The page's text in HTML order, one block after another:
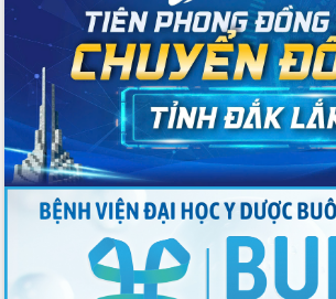
Bầu cử Quốc hội và HĐND: Cử tri Đắk
Lắk gửi gắm niềm tin, kỳ vọng vào lá
Đắk Lắk sẵn sàng các điều kiện cho
Ngày hội bầu cử đại biểu Quốc hội
khóa XVI và HĐND các cấp nhiệm kỳ
2026-2031
Đảm bảo cuộc bầu cử đại biểu Quốc
hội và đại biểu HĐND các cấp diễn ra
an toàn, hiệu quả, đúng quy định
Thủ tướng Chính phủ Phạm Minh Chính
kiểm tra, chỉ đạo hoàn thành các dự